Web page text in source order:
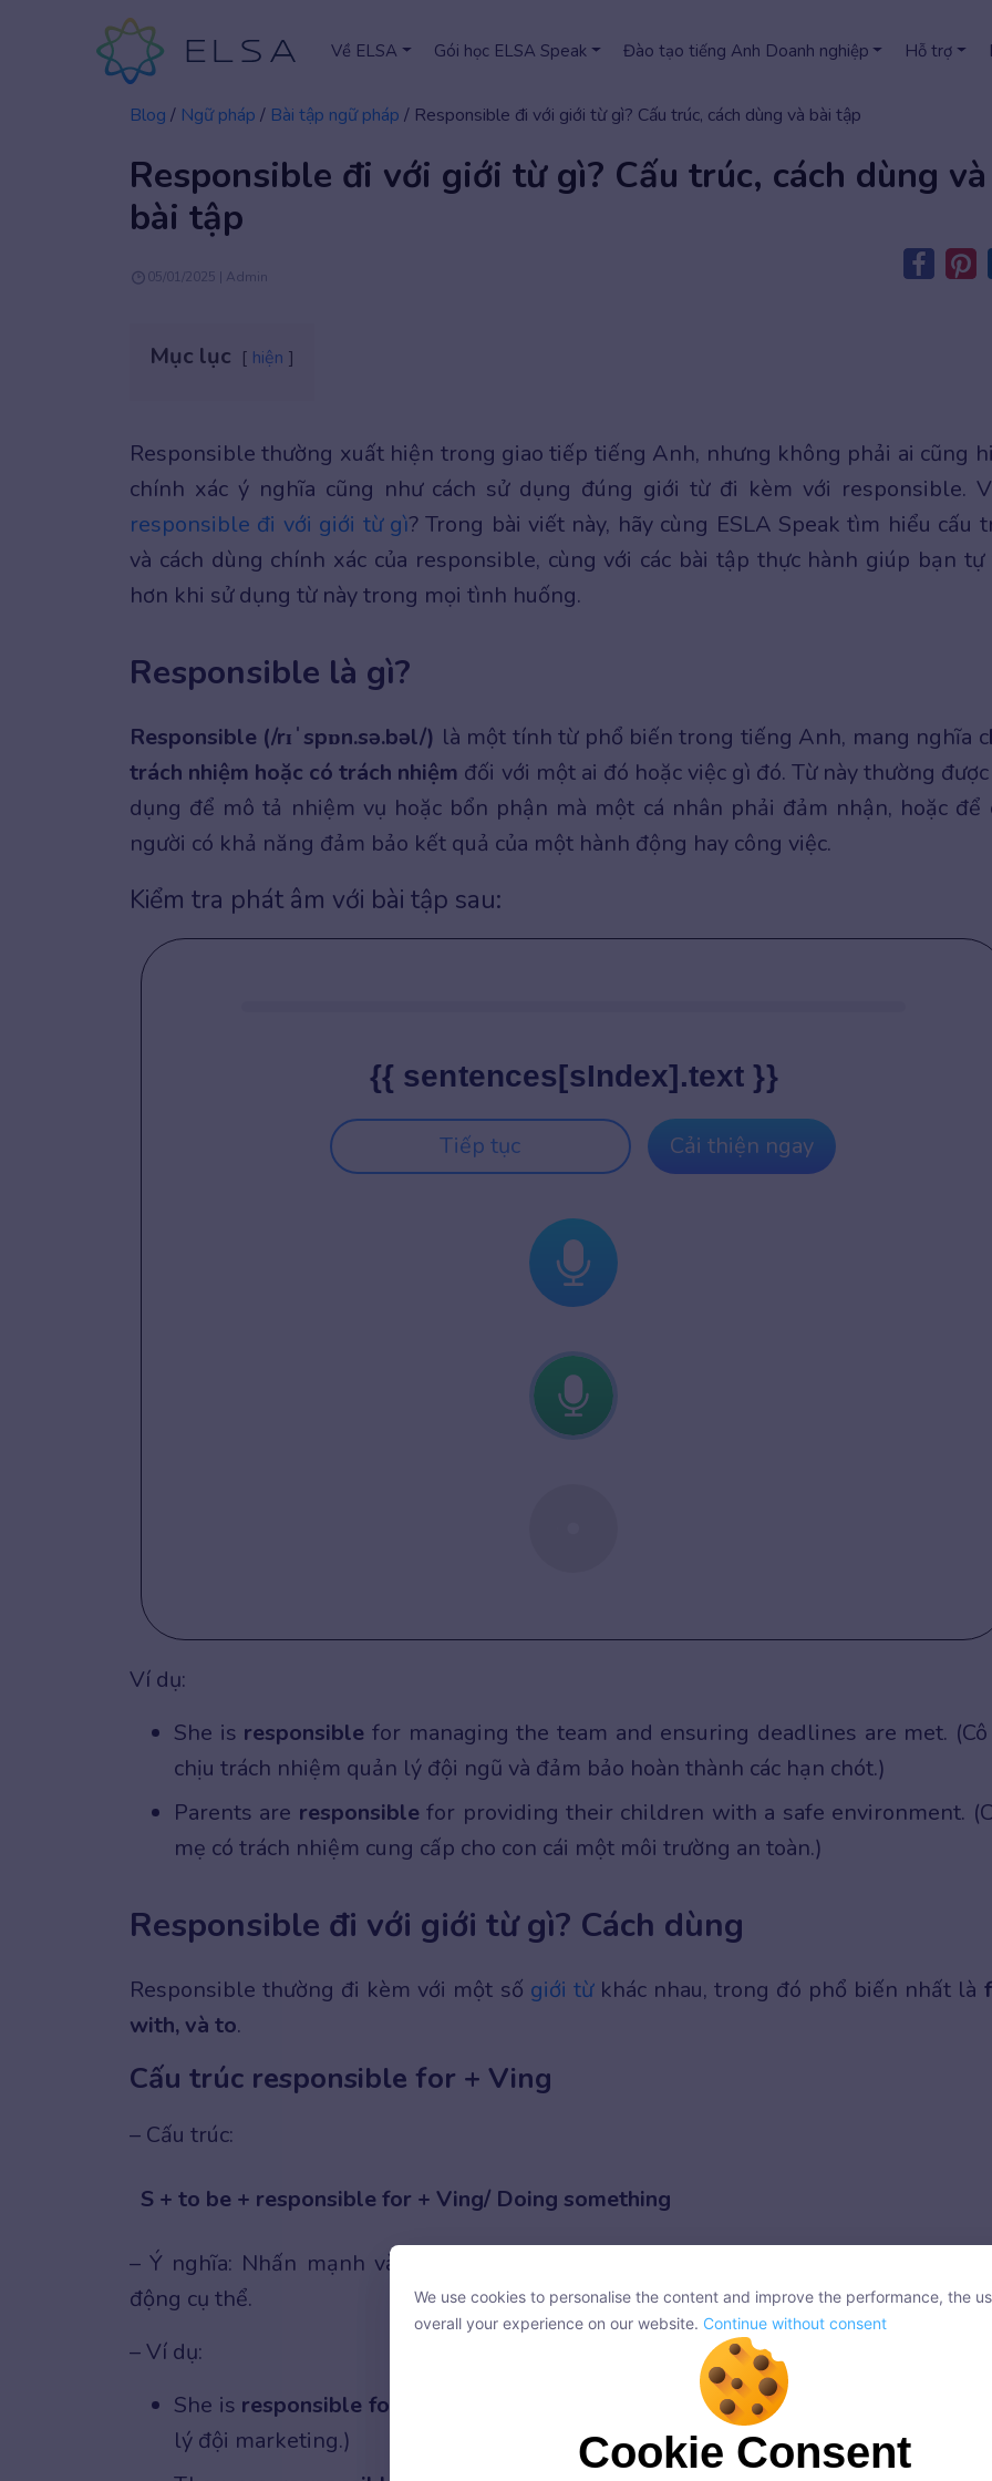
Về ELSA Gói học ELSA Speak Đào tạo tiếng Anh Doanh nghiệp Hỗ trợ
Blog / Ngữ pháp / Bài tập ngữ pháp / Responsible đi với giới từ gì? Cấu trúc, cách dùng và bài tập
Responsible đi với giới từ gì? Cấu trúc, cách dùng và
bài tập
05/01/2025 | Admin
Mục lục hiện
Responsible thường xuất hiện trong giao tiếp tiếng Anh, nhưng không phải ai cũng
chính xác ý nghĩa cũng như cách sử dụng đúng giới từ đi kèm với responsible.
responsible đi với giới từ gì? Trong bài viết này, hãy cùng ESLA Speak tìm hiểu cấu
và cách dùng chính xác của responsible, cùng với các bài tập thực hành giúp bạn
hơn khi sử dụng từ này trong mọi tình huống.
Responsible là gì?
Responsible (/rɪˈspɒn.sə.bəl/) là một tính từ phổ biến trong tiếng Anh, mang nghĩa c
trách nhiệm hoặc có trách nhiệm đối với một ai đó hoặc việc gì đó. Từ này thường
dụng để mô tả nhiệm vụ hoặc bổn phận mà một cá nhân phải đảm nhận, hoặc để
người có khả năng đảm bảo kết quả của một hành động hay công việc.
Kiểm tra phát âm với bài tập sau:
{{ sentences[sIndex].text }}
Tiếp tục Cải thiện ngay
Ví dụ:
She is responsible for managing the team and ensuring deadlines are met.
chịu trách nhiệm quản lý đội ngũ và đảm bảo hoàn thành các hạn chót.)
Parents are responsiblefor providing their children with a safe environment.
mẹ có trách nhiệm cung cấp cho con cái một môi trường an toàn.)
Responsible đi với giới từ gì? Cách dùng
Responsible thường đi kèm với một số giới từkhác nhau, trong đó phổ biến nhất là
with, và to.
Cấu trúc responsible for + Ving
– Cấu trúc:
S + to be + responsible for + Ving/ Doing something
– Ý nghĩa: Nhấn mạnh vào việc người hoặc đối tượng có trách nhiệm trong một
động cụ thể.
– Ví dụ:
She is responsible for
managing the marketing team. (Cô ấy chịu trách nhiệm
lý đội marketing.)
We use cookies to personalise the content and improve the performance, the
overall your experience on our website.
Continue without consent
Cookie Consent
We use cookies to personalise the content and improve the performance, the
overall your experience on our website. Continue without consent
Cookie Consent